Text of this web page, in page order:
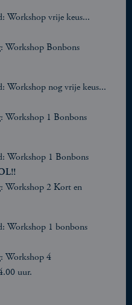
Workshop vrije keus...
Workshop Bonbons
Workshop nog vrije keus...
Workshop 1 Bonbons
Workshop 1 Bonbons
Workshop 2 Kort en
Workshop 1 bonbons
Workshop 4
uur.